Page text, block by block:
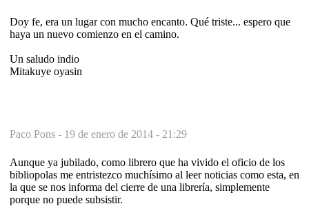
Doy fe, era un lugar con mucho encanto. Qué triste... espero que
haya un nuevo comienzo en el camino.
Un saludo indio
Mitakuye oyasin
Paco Pons - 19 de enero de 2014 - 21:29
Aunque ya jubilado, como librero que ha vivido el oficio de los
bibliopolas me entristezco muchísimo al leer noticias como esta, en
la que se nos informa del cierre de una librería, simplemente
porque no puede subsistir.